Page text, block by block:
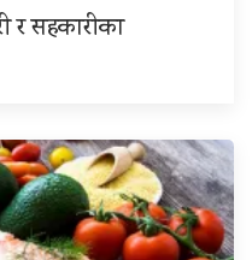
र सहकारीका